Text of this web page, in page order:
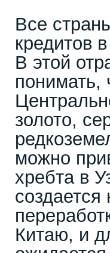
Все
кредитов
В этой
понимать,
золото,
можно
хребта в
Китаю, и